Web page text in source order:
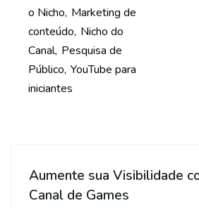
o Nicho Marketing de
conteúdo Nicho do
Canal Pesquisa de
Público YouTube para
iniciantes
Aumente sua Visibilidade
Canal de Games